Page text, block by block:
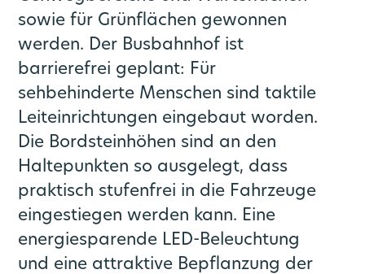
sowie für Grünflächen gewonnen
werden. Der Busbahnhof ist
barrierefrei geplant: Für
sehbehinderte Menschen sind taktile
Leiteinrichtungen eingebaut worden.
Die Bordsteinhöhen sind an den
Haltepunkten so ausgelegt, dass
praktisch stufenfrei in die Fahrzeuge
eingestiegen werden kann. Eine
energiesparende LED-Beleuchtung
und eine attraktive Bepflanzung der